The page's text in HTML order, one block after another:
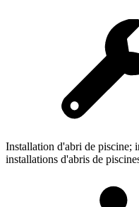
Installation d'abri de piscine;
installations d'abris de